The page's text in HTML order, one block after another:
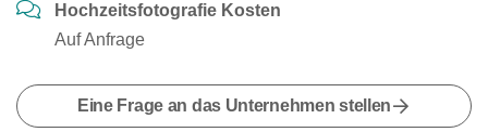
Hochzeitsfotografie Kosten
Auf Anfrage
Eine Frage an das Unternehmen stellen